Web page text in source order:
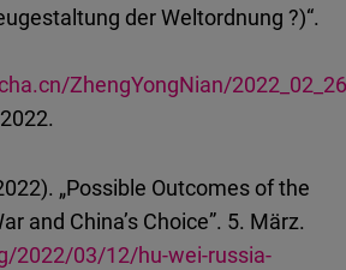
der Weltordnung ?)“.
ZhengYongNian/
„Possible Outcomes of the
and China’s Choice”. 5. März.
2022/03/12/hu-wei-russia-